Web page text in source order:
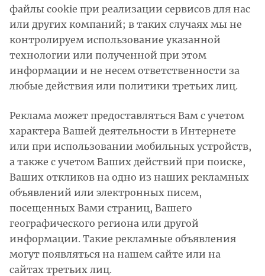
файлы cookie при реализации сервисов для нас
или других компаний; в таких случаях мы не
контролируем использование указанной
технологии или полученной при этом
информации и не несем ответственности за
любые действия или политики третьих лиц.
Реклама может предоставляться Вам с учетом
характера Вашей деятельности в Интернете
или при использовании мобильных устройств,
а также с учетом Ваших действий при поиске,
Ваших откликов на одно из наших рекламных
объявлений или электронных писем,
посещенных Вами страниц, Вашего
географического региона или другой
информации. Такие рекламные объявления
могут появляться на нашем сайте или на
сайтах третьих лиц.